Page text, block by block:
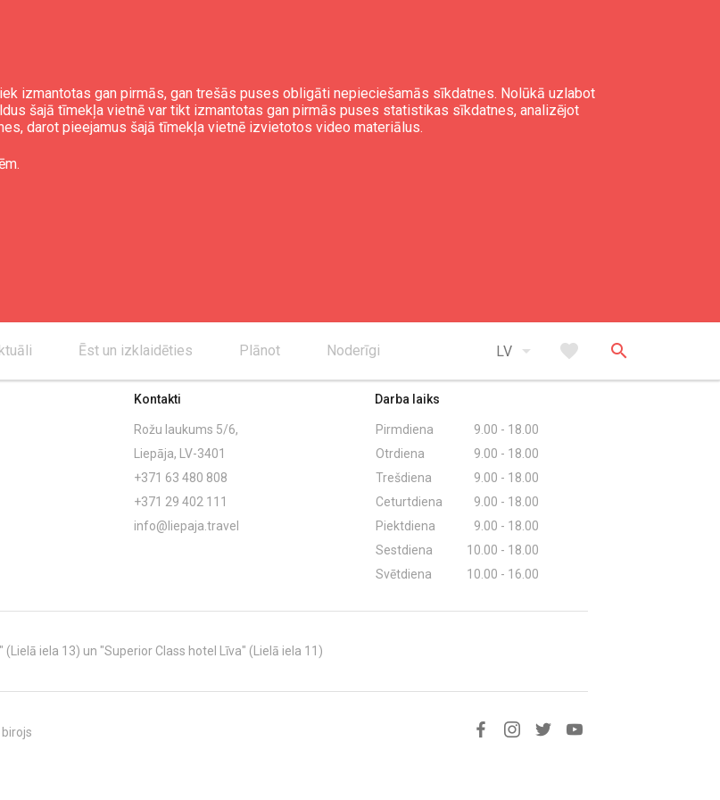
izmantotas gan pirmās, gan trešās puses obligāti nepieciešamās sīkdatnes. Nolūkā uzlabot
šajā tīmekļa vietnē var tikt izmantotas gan pirmās puses statistikas sīkdatnes, analizējot
darot pieejamus šajā tīmekļa vietnē izvietotos video materiālus.
Ēst un izklaidēties Plānot Noderīgi LV arrow_drop_down favorite search
expand_less
Kontakti
Rožu laukums 5/6,
Liepāja, LV-3401
+371 63 480 808
+371 29 402 111
info@liepaja.travel
Darba laiks
Pirmdiena
9.00 - 18.00
Otrdiena
9.00 - 18.00
Trešdiena
9.00 - 18.00
Ceturtdiena
9.00 - 18.00
Piektdiena
9.00 - 18.00
Sestdiena
10.00 - 18.00
Svētdiena
10.00 - 16.00
iela 13) un "Superior Class hotel Līva" (Lielā iela 11)